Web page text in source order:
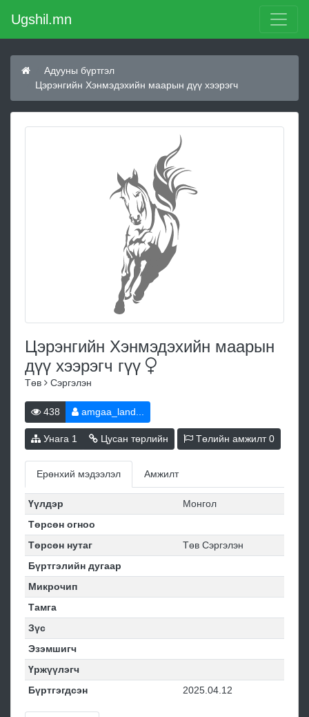
Ugshil.mn
Адууны бүртгэл
Цэрэнгийн Хэнмэдэхийн маарын дүү хээрэгч
Цэрэнгийн Хэнмэдэхийн маарын
дүү хээрэгч гүү
Төв Сэргэлэн
438 amgaa_land...
Унага 1 Цусан төрлийн Төлийн амжилт0
Ерөнхий мэдээлэл Амжилт
Үүлдэр
Монгол
Төрсөн огноо
Төрсөн нутаг
Төв Сэргэлэн
Бүртгэлийн дугаар
Микрочип
Тамга
Зүс
Эзэмшигч
Үржүүлэгч
Бүртгэгдсэн
2025.04.12